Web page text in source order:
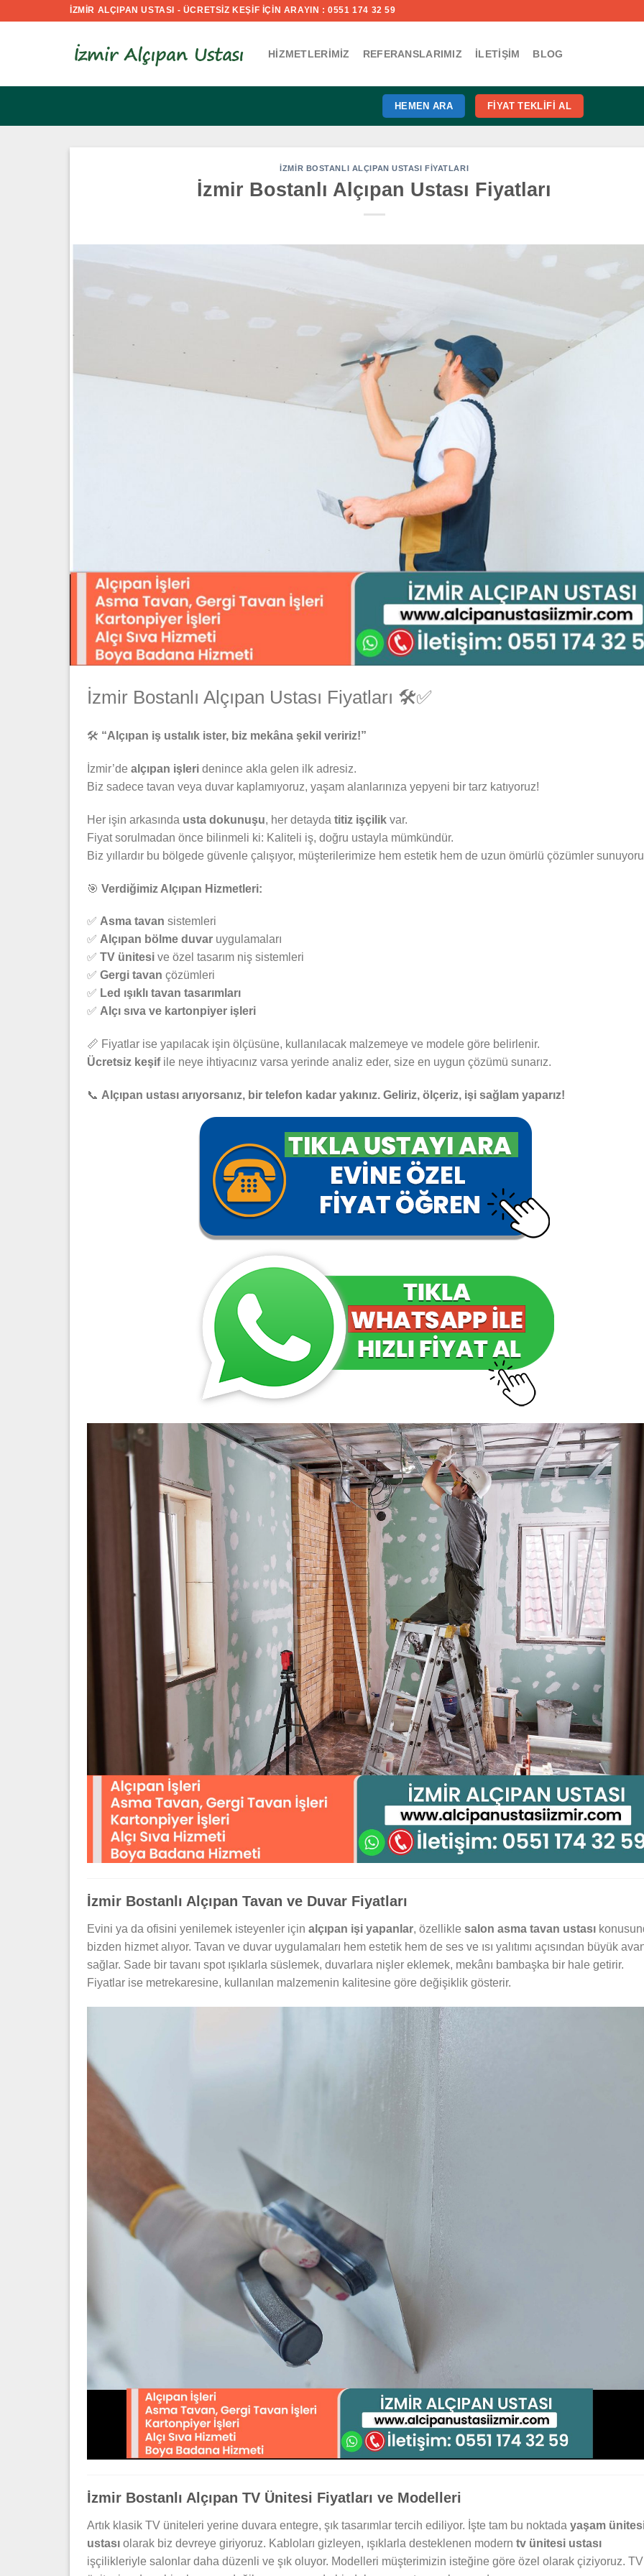
İZMİR ALÇIPAN USTASI - ÜCRETSİZ KEŞİF İÇİN ARAYIN : 0551 174 32 59
HIZMETLERIMIZ REFERANSLARIMIZ İLETIŞIM BLOG
HEMEN ARA FIYAT TEKLIFI AL
İZMIR BOSTANLI ALÇIPAN USTASI FIYATLARI
İzmir Bostanlı Alçıpan Ustası Fiyatları
İzmir Bostanlı Alçıpan Ustası Fiyatları 🛠️✅
🛠️ “Alçıpan iş ustalık ister, biz mekâna şekil veririz!”
İzmir’de alçıpan işleri denince akla gelen ilk adresiz.
Biz sadece tavan veya duvar kaplamıyoruz, yaşam alanlarınıza yepyeni bir tarz katıyoruz!
Her işin arkasında usta dokunuşu, her detayda titiz işçilik var.
Fiyat sorulmadan önce bilinmeli ki: Kaliteli iş, doğru ustayla mümkündür.
Biz yıllardır bu bölgede güvenle çalışıyor, müşterilerimize hem estetik hem de uzun ömürlü çözümler
🎯 Verdiğimiz Alçıpan Hizmetleri:
✅ Asma tavan sistemleri
✅ Alçıpan bölme duvar uygulamaları
✅ TV ünitesi ve özel tasarım niş sistemleri
✅ Gergi tavan çözümleri
✅ Led ışıklı tavan tasarımları
✅ Alçı sıva ve kartonpiyer işleri
📏 Fiyatlar ise yapılacak işin ölçüsüne, kullanılacak malzemeye ve modele göre belirlenir.
Ücretsiz keşifile neye ihtiyacınız varsa yerinde analiz eder, size en uygun çözümü sunarız.
📞 Alçıpan ustası arıyorsanız, bir telefon kadar yakınız. Geliriz, ölçeriz, işi sağlam yaparız!
İzmir Bostanlı Alçıpan Tavan ve Duvar Fiyatları
Evini ya da ofisini yenilemek isteyenler için alçıpan işi yapanlar, özellikle salon asma tavan ustası
bizden hizmet alıyor. Tavan ve duvar uygulamaları hem estetik hem de ses ve ısı yalıtımı açısından büyük
sağlar. Sade bir tavanı spot ışıklarla süslemek, duvarlara nişler eklemek, mekânı bambaşka bir hale getirir.
Fiyatlar ise metrekaresine, kullanılan malzemenin kalitesine göre değişiklik gösterir.
İzmir Bostanlı Alçıpan TV Ünitesi Fiyatları ve Modelleri
Artık klasik TV üniteleri yerine duvara entegre, şık tasarımlar tercih ediliyor. İşte tam bu noktada yaşam
ustası olarak biz devreye giriyoruz. Kabloları gizleyen, ışıklarla desteklenen modern tv ünitesi ustası
işçilikleriyle salonlar daha düzenli ve şık oluyor. Modelleri müşterimizin isteğine göre özel olarak çiziyoruz. TV